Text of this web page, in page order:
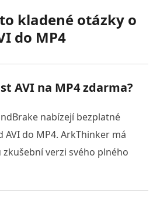
kladené otázky o
do MP4
AVI na MP4 zdarma?
nabízejí bezplatné
do MP4. ArkThinker má
verzi svého plného